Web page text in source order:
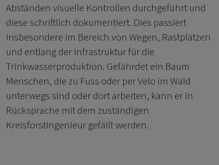
Abständen visuelle Kontrollen durchgeführt und
diese schriftlich dokumentiert. Dies passiert
insbesondere im Bereich von Wegen, Rastplätzen
und entlang der Infrastruktur für die
Trinkwasserproduktion. Gefährdet ein Baum
Menschen, die zu Fuss oder per Velo im Wald
unterwegs sind oder dort arbeiten, kann er in
Rücksprache mit dem zuständigen
Kreisforstingenieur gefällt werden.